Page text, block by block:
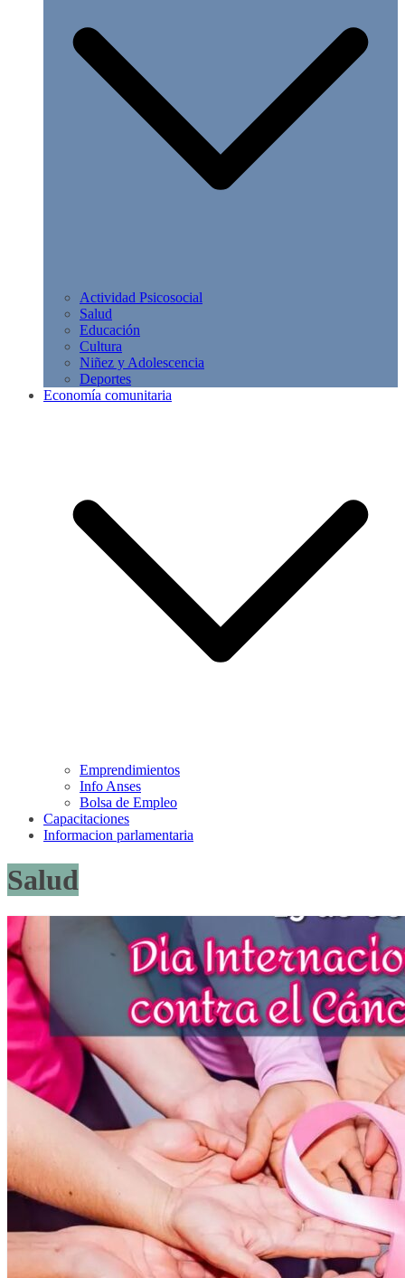
Actividad Psicosocial
Salud
Educación
Cultura
Niñez y Adolescencia
Deportes
Economía comunitaria
Emprendimientos
Info Anses
Bolsa de Empleo
Capacitaciones
Informacion parlamentaria
Salud